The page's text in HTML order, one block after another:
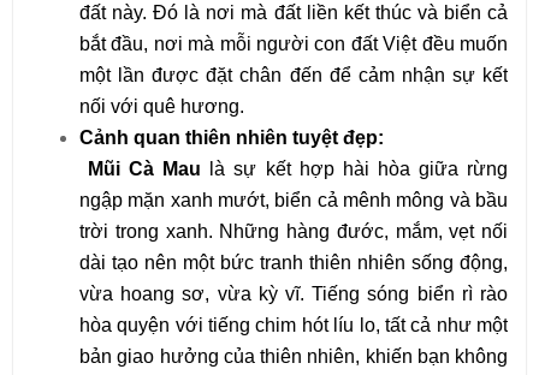
đất này. Đó là nơi mà đất liền kết thúc và biển cả
bắt đầu, nơi mà mỗi người con đất Việt đều muốn
một lần được đặt chân đến để cảm nhận sự kết
nối với quê hương.
Cảnh quan thiên nhiên tuyệt đẹp:
Mũi Cà Mau là sự kết hợp hài hòa giữa rừng
ngập mặn xanh mướt, biển cả mênh mông và bầu
trời trong xanh. Những hàng đước, mắm, vẹt nối
dài tạo nên một bức tranh thiên nhiên sống động,
vừa hoang sơ, vừa kỳ vĩ. Tiếng sóng biển rì rào
hòa quyện với tiếng chim hót líu lo, tất cả như một
bản giao hưởng của thiên nhiên, khiến bạn không